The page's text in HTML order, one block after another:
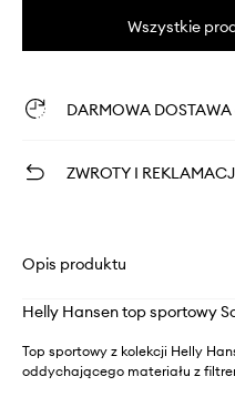
Wszystkie
DARMOWA DOSTAWA
ZWROTY I
Opis produktu
Helly Hansen top sportowy
Top sportowy z kolekcji Helly
oddychającego materiału z